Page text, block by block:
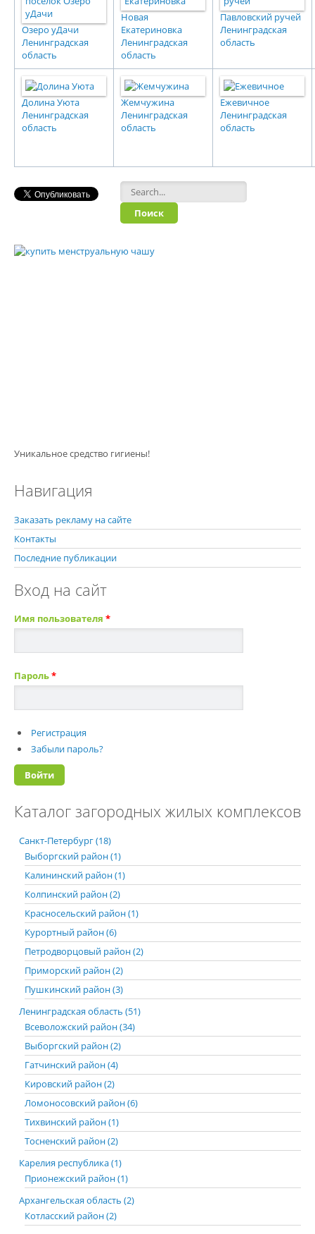
Озеро уДачи
Ленинградская
область
Новая
Екатериновка
Ленинградская
область
Павловский ручей
Ленинградская
область
Долина Уюта
Ленинградская
область
Жемчужина
Ленинградская
область
Ежевичное
Ленинградская
область
Форма поиска
Уникальное средство гигиены!
Навигация
Заказать рекламу на сайте
Контакты
Последние публикации
Вход на сайт
Имя пользователя *
Пароль*
Регистрация
Забыли пароль?
Каталог загородных жилых комплексов
Санкт-Петербург (18)
Выборгский район (1)
Калининский район (1)
Колпинский район (2)
Красносельский район (1)
Курортный район (6)
Петродворцовый район (2)
Приморский район (2)
Пушкинский район (3)
Ленинградская область (51)
Всеволожский район (34)
Выборгский район (2)
Гатчинский район (4)
Кировский район (2)
Ломоносовский район (6)
Тихвинский район (1)
Тосненский район (2)
Карелия республика (1)
Прионежский район (1)
Архангельская область (2)
Котласский район (2)